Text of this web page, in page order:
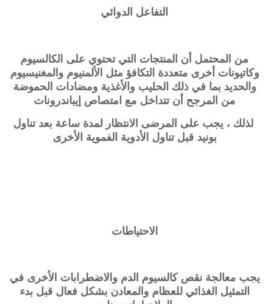
التفاعل الدوائي
من المحتمل أن المنتجات التي تحتوي على الكالسيوم
وكاتيونات أخرى متعددة التكافؤ مثل الألمنيوم والمغنيسيوم
والحديد بما في ذلك الحليب والأغذية ومضادات الحموضة
من المرجح أن تتداخل مع امتصاص إيباندرونات
لذلك ، يجب على المرضى الانتظار لمدة ساعة بعد تناول
بونيد قبل تناول الأدوية الفموية الأخرى
الاحتياطات
يجب معالجة نقص كالسيوم الدم والاضطرابات الأخرى في
التمثيل الغذائي للعظام والمعادن بشكل فعال قبل بدء